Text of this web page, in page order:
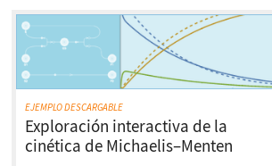
EJEMPLO DESCARGABLE
Exploración interactiva de la
cinética de Michaelis–Menten